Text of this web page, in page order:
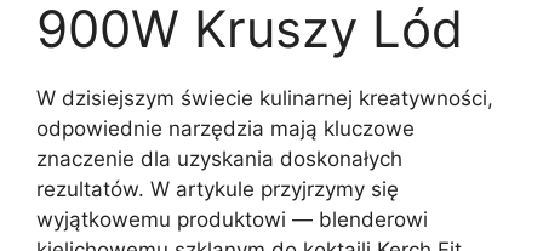
900W Kruszy Lód
W dzisiejszym świecie kulinarnej kreatywności,
odpowiednie narzędzia mają kluczowe
znaczenie dla uzyskania doskonałych
rezultatów. W artykule przyjrzymy się
wyjątkowemu produktowi — blenderowi